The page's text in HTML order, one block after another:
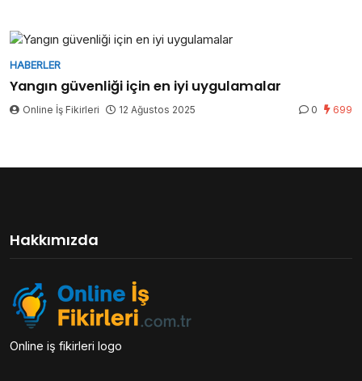
HABERLER
Yangın güvenliği için en iyi uygulamalar
Online İş Fikirleri 12 Ağustos 2025 0 699
Hakkımızda
Online iş fikirleri logo